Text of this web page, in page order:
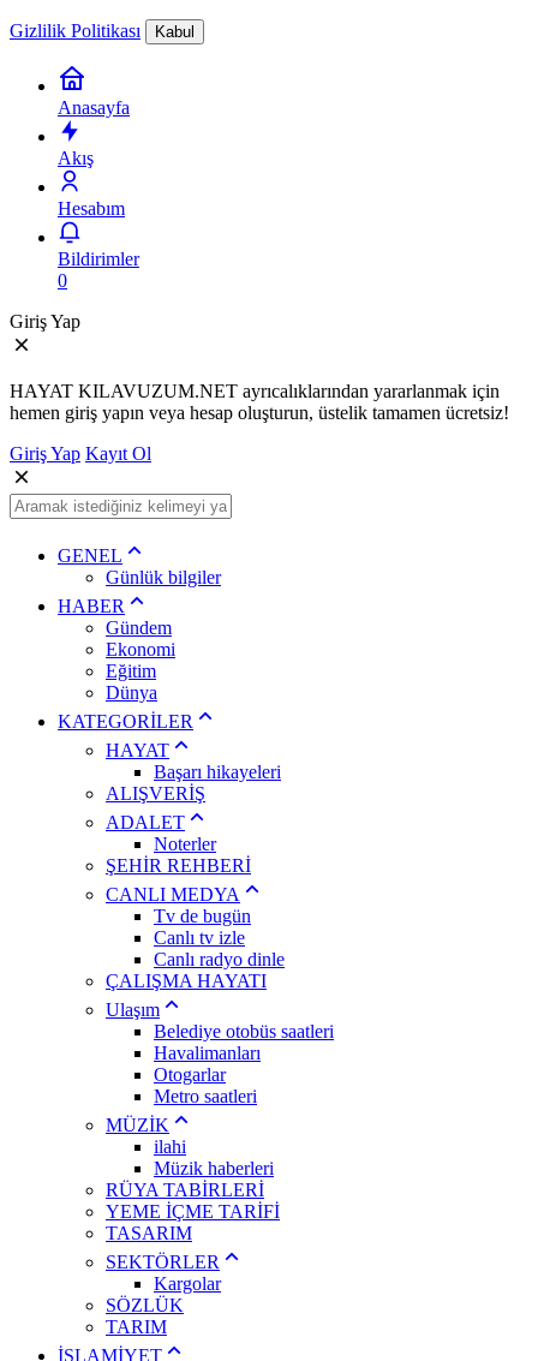
Gizlilik Politikası Kabul
Anasayfa
Akış
Hesabım
Bildirimler
0
Giriş Yap
HAYAT KILAVUZUM.NET ayrıcalıklarından yararlanmak için
hemen giriş yapın veya hesap oluşturun, üstelik tamamen ücretsiz!
Giriş Yap Kayıt Ol
GENEL
Günlük bilgiler
HABER
Gündem
Ekonomi
Eğitim
Dünya
KATEGORİLER
HAYAT
Başarı hikayeleri
ALIŞVERİŞ
ADALET
Noterler
ŞEHİR REHBERİ
CANLI MEDYA
Tv de bugün
Canlı tv izle
Canlı radyo dinle
ÇALIŞMA HAYATI
Ulaşım
Belediye otobüs saatleri
Havalimanları
Otogarlar
Metro saatleri
MÜZİK
ilahi
Müzik haberleri
RÜYA TABİRLERİ
YEME İÇME TARİFİ
TASARIM
SEKTÖRLER
Kargolar
SÖZLÜK
TARIM
İSLAMİYET